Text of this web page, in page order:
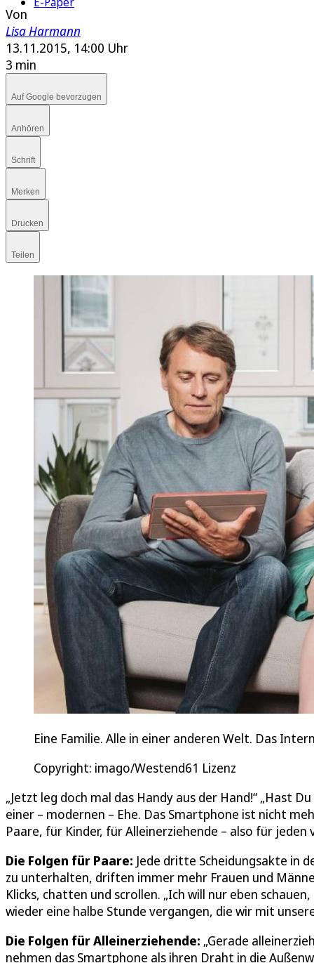
Von
Lisa Harmann
13.11.2015, 14:00 Uhr
3 min
Auf Google bevorzugen
Anhören
Schrift
Merken
Drucken
Teilen
Eine Familie. Alle in einer anderen Welt. Das
Copyright: imago/Westend61 Lizenz
„Jetzt leg doch mal das Handy aus der Hand!“ „Hast
einer – modernen – Ehe. Das Smartphone ist nicht
Paare, für Kinder, für Alleinerziehende – also für jeden
Die Folgen für Paare: Jede dritte Scheidungsakte in
zu unterhalten, driften immer mehr Frauen und
Klicks, chatten und scrollen. „Ich will nur eben
wieder eine halbe Stunde vergangen, die wir mit
Die Folgen für Alleinerziehende: „Gerade
nehmen das Smartphone als ihren Draht in die